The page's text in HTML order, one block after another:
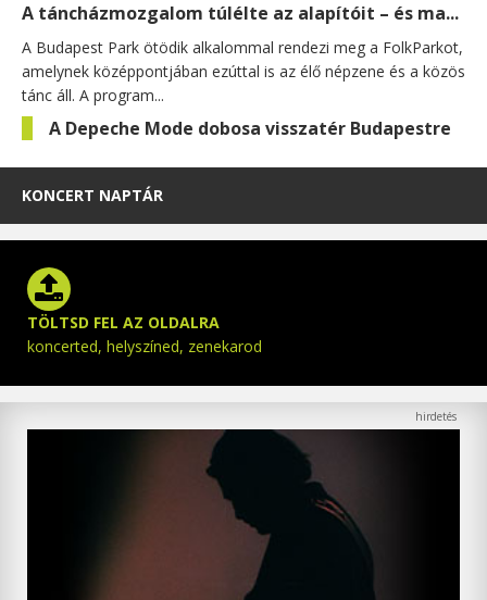
A táncházmozgalom túlélte az alapítóit – és ma...
A Budapest Park ötödik alkalommal rendezi meg a FolkParkot,
amelynek középpontjában ezúttal is az élő népzene és a közös
tánc áll. A program...
A Depeche Mode dobosa visszatér Budapestre
KONCERT NAPTÁR
TÖLTSD FEL AZ OLDALRA
koncerted, helyszíned, zenekarod